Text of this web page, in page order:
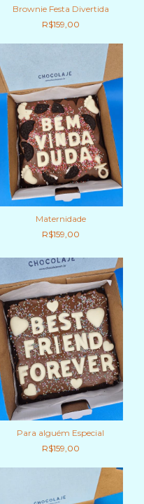
Brownie Festa Divertida
R$159,00
Maternidade
R$159,00
Para alguém Especial
R$159,00